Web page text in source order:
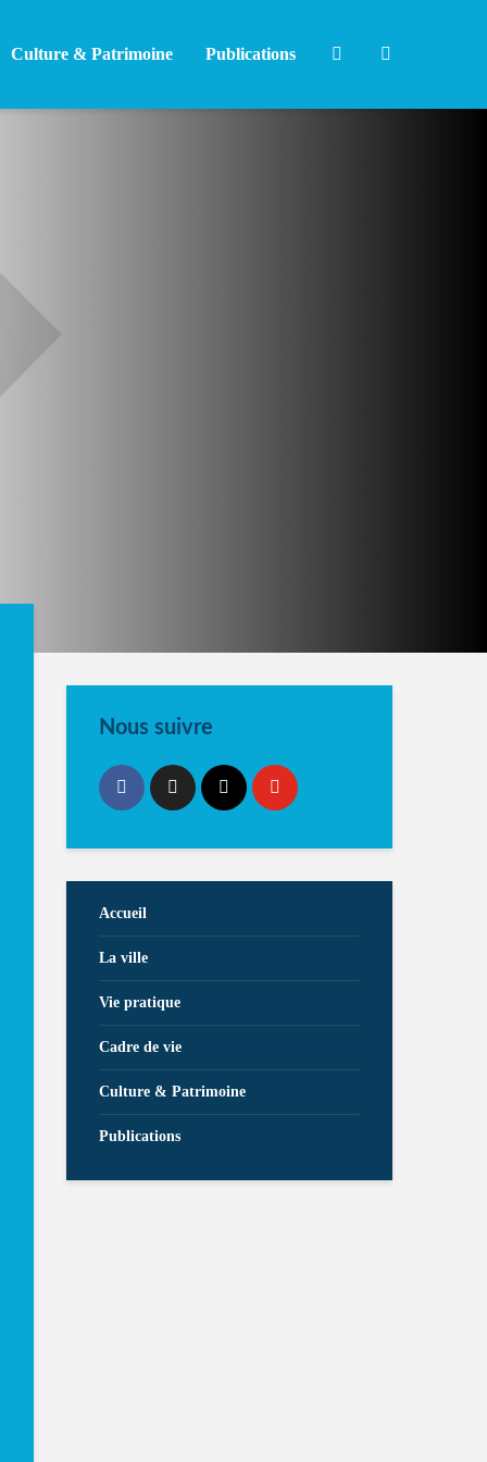
Culture & Patrimoine Publications
Nous suivre
Accueil
La ville
Vie pratique
Cadre de vie
Culture & Patrimoine
Publications